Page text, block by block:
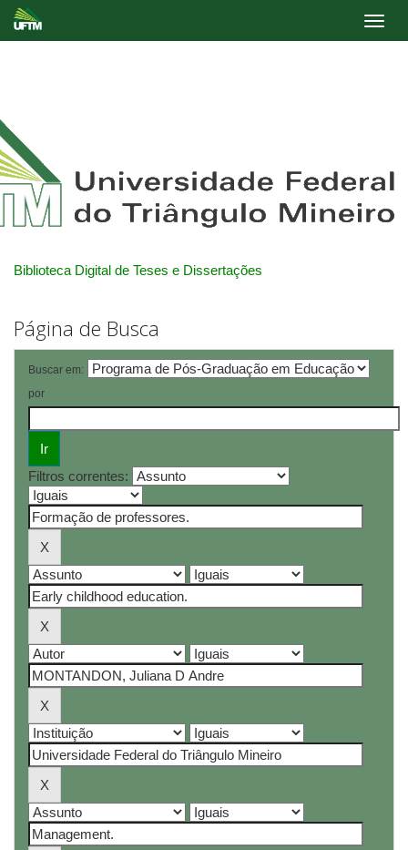
Biblioteca Digital de Teses e Dissertações
Página de Busca
Buscar em:
por
Filtros correntes: